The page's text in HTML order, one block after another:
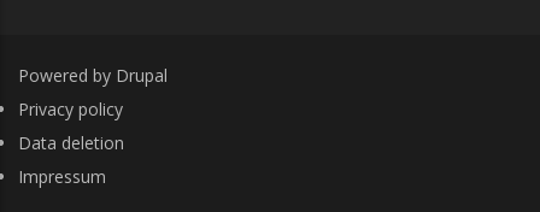
Powered by Drupal
FOOTER
Privacy policy
Data deletion
Impressum